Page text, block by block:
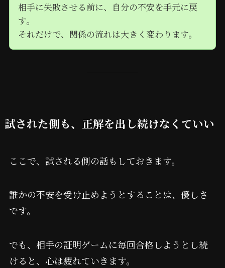
相手に失敗させる前に、自分の不安を手元に戻
す。
それだけで、関係の流れは大きく変わります。
試された側も、正解を出し続けなくていい
ここで、試される側の話もしておきます。
誰かの不安を受け止めようとすることは、優しさ
です。
でも、相手の証明ゲームに毎回合格しようとし続
けると、心は疲れていきます。